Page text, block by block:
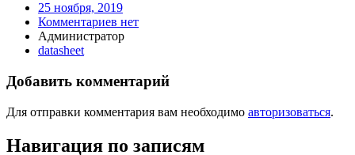
25 ноября, 2019
Комментариев нет
Администратор
datasheet
Добавить комментарий
Для отправки комментария вам необходимо авторизоваться.
Навигация по записям